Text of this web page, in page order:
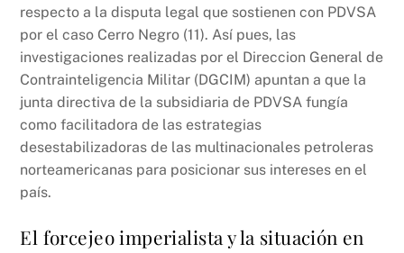
respecto a la disputa legal que sostienen con PDVSA
por el caso Cerro Negro (11). Así pues, las
investigaciones realizadas por el Direccion General de
Contrainteligencia Militar (DGCIM) apuntan a que la
junta directiva de la subsidiaria de PDVSA fungía
como facilitadora de las estrategias
desestabilizadoras de las multinacionales petroleras
norteamericanas para posicionar sus intereses en el
país.
El forcejeo imperialista y la situación en